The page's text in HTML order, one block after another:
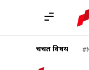
चर्चित विषय